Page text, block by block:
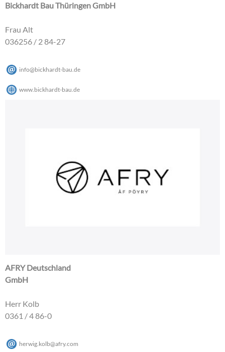
Bickhardt Bau Thüringen GmbH
Frau Alt
036256 / 2 84-27
info@bickhardt-bau.de
www.bickhardt-bau.de
AFRY Deutschland
GmbH
Herr Kolb
0361 / 4 86-0
herwig.kolb@afry.com